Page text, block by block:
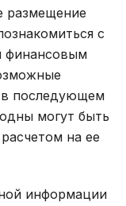
размещение
с
финансовым
в последующем
могут быть
на ее
информации